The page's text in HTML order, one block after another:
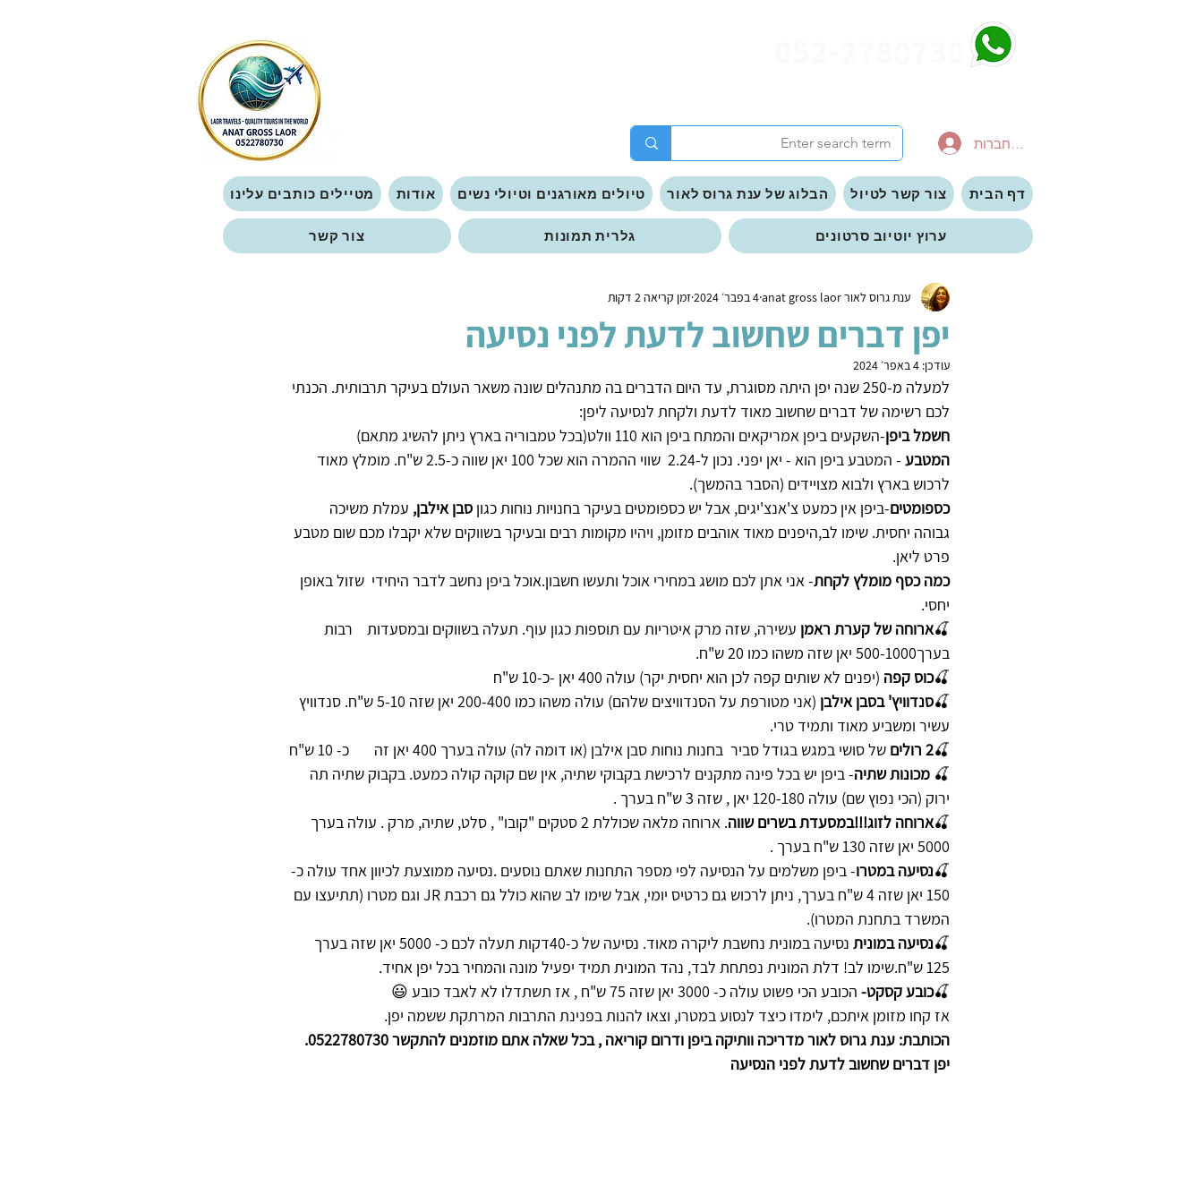
להתחברות
דף הבית צור קשר לטיול הבלוג של ענת גרוס לאור טיולים מאורגנים וטיולי נשים אודות מטיילים כותבים עלינו
ערוץ יוטיוב סרטונים גלרית תמונות צור קשר
יפן דברים שחשוב לדעת לפני נסיעה
ענת גרוס לאור anat gross laor 4 בפבר׳ 2024 זמן קריאה 2 דקות
עודכן: 4 באפר׳ 2024
למעלה מ-250 שנה יפן היתה מסוגרת, עד היום הדברים בה מתנהלים שונה משאר העולם בעיקר תרבותית. הכנתי
לכם רשימה של דברים שחשוב מאוד לדעת ולקחת לנסיעה ליפן:
חשמל ביפן-השקעים ביפן אמריקאים והמתח ביפן הוא 110 וולט(בכל טמבוריה בארץ ניתן להשיג מתאם)
המטבע
- המטבע ביפן הוא - יאן יפני. נכון ל-2.24  שווי ההמרה הוא שכל 100 יאן שווה כ-2.5 ש"ח. מומלץ מאוד
לרכוש בארץ ולבוא מצויידים (הסבר בהמשך).
כספומטים-ביפן אין כמעט צ'אנצ'יגים, אבל יש כספומטים בעיקר בחנויות נוחות כגון סבן אילבן, עמלת משיכה
גבוהה יחסית. שימו לב,היפנים מאוד אוהבים מזומן, ויהיו מקומות רבים ובעיקר בשווקים שלא יקבלו מכם שום מטבע
פרט ליאן.
כמה כסף מומלץ לקחת- אני אתן לכם מושג במחירי אוכל ותעשו חשבון.אוכל ביפן נחשב לדבר היחידי  שזול באופן
יחסי.
🍒ארוחה של קערת ראמן עשירה, שזה מרק איטריות עם תוספות כגון עוף. תעלה בשווקים ובמסעדות    רבות
בערך500-1000 יאן שזה משהו כמו 20 ש"ח.
🍒כוס קפה (יפנים לא שותים קפה לכן הוא יחסית יקר) עולה 400 יאן -כ-10 ש"ח
🍒סנדוויץ' בסבן אילבן
(אני מטורפת על הסנדוויצים שלהם) עולה משהו כמו 200-400 יאן שזה 5-10 ש"ח. סנדוויץ
עשיר ומשביע מאוד ותמיד טרי.
🍒2 רולים
של סושי במגש בגודל סביר  בחנות נוחות סבן אילבן (או דומה לה) עולה בערך 400 יאן זה       כ- 10 ש"ח
🍒 מכונות שתיה- ביפן יש בכל פינה מתקנים לרכישת בקבוקי שתיה, אין שם קוקה קולה כמעט. בקבוק שתיה תה
ירוק (הכי נפוץ שם) עולה 120-180 יאן , שזה 3 ש"ח בערך .
🍒ארוחה לזוג!!!במסעדת בשרים שווה
. ארוחה מלאה שכוללת 2 סטקים "קובו" , סלט, שתיה, מרק . עולה בערך
5000 יאן שזה 130 ש"ח בערך .
🍒נסיעה במטרו- ביפן משלמים על הנסיעה לפי מספר התחנות שאתם נוסעים .נסיעה ממוצעת לכיוון אחד עולה כ-
150 יאן שזה 4 ש"ח בערך, ניתן לרכוש גם כרטיס יומי, אבל שימו לב שהוא כולל גם רכבת JR וגם מטרו (תתיעצו עם
המשרד בתחנת המטרו).
🍒נסיעה במונית
נסיעה במונית נחשבת ליקרה מאוד. נסיעה של כ-40דקות תעלה לכם כ- 5000 יאן שזה בערך
125 ש"ח.שימו לב! דלת המונית נפתחת לבד, נהד המונית תמיד יפעיל מונה והמחיר בכל יפן אחיד.
🍒כובע קסקט- הכובע הכי פשוט עולה כ- 3000 יאן שזה 75 ש"ח , אז תשתדלו לא לאבד כובע 😃
אז קחו מזומן איתכם, לימדו כיצד לנסוע במטרו, וצאו להנות בפנינת התרבות המרתקת ששמה יפן.
הכותבת: ענת גרוס לאור מדריכה וותיקה ביפן ודרום קוריאה , בכל שאלה אתם מוזמנים להתקשר 0522780730.
יפן דברים שחשוב לדעת לפני הנסיעה